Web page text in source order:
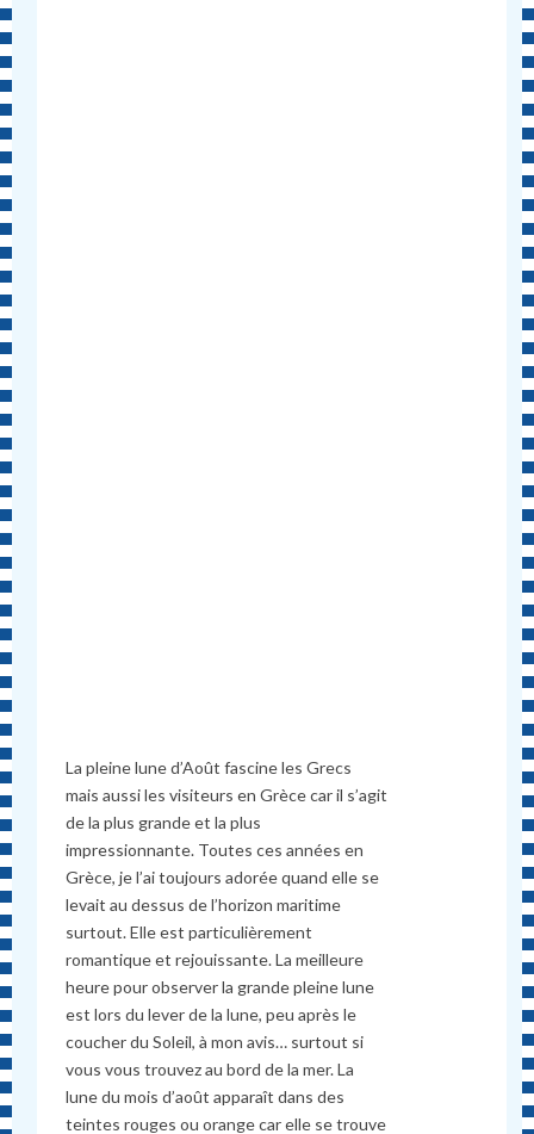
La pleine lune d’Août fascine les Grecs
mais aussi les visiteurs en Grèce car il s’agit
de la plus grande et la plus
impressionnante. Toutes ces années en
Grèce, je l’ai toujours adorée quand elle se
levait au dessus de l’horizon maritime
surtout. Elle est particulièrement
romantique et rejouissante. La meilleure
heure pour observer la grande pleine lune
est lors du lever de la lune, peu après le
coucher du Soleil, à mon avis… surtout si
vous vous trouvez au bord de la mer. La
lune du mois d’août apparaît dans des
teintes rouges ou orange car elle se trouve